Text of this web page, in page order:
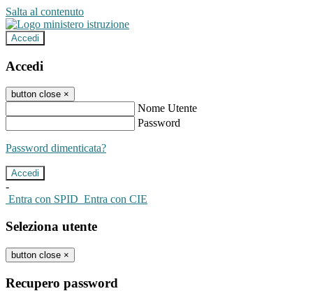
Salta al contenuto
Accedi
Accedi
button close ×
Nome Utente
Password
Password dimenticata?
-
Entra con SPID Entra con CIE
Seleziona utente
button close ×
Recupero password